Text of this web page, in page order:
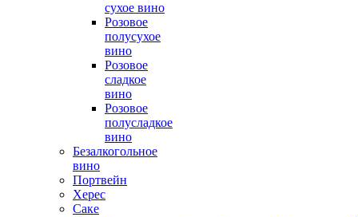
сухое вино
Розовое
полусухое
вино
Розовое
сладкое
вино
Розовое
полусладкое
вино
Безалкогольное
вино
Портвейн
Херес
Саке